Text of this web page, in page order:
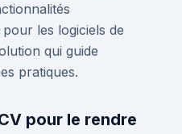
les logiciels de
qui guide
pratiques.
pour le rendre